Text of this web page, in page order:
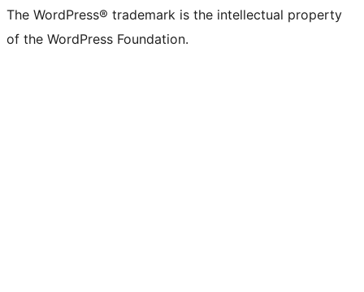
The WordPress® trademark is the intellectual property
of the WordPress Foundation.